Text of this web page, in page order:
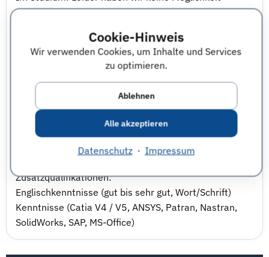
Cookie-Hinweis
Wir verwenden Cookies, um Inhalte und Services
zu optimieren.
Ablehnen
Alle akzeptieren
Datenschutz· Impressum
Kandidaten während des Studiums einzusetzen.
wir Berufseinsteiger nach ihrem Studium in
namenswerte Unternehmen. - Informationen zum
Einstellungsprofil - Mögliche Einsatzbereiche und
Fachrichtungen:
Maschinenbau
Elektrotechnik
Luft- und Raumfahrt
Informationstechnik
Zusatzqualifikationen:
Englischkenntnisse (gut bis sehr gut, Wort/Schrift)
Kenntnisse (Catia V4 / V5, ANSYS, Patran, Nastran,
SolidWorks, SAP, MS-Office)